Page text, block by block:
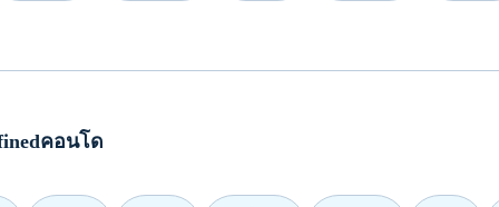
คอนโด